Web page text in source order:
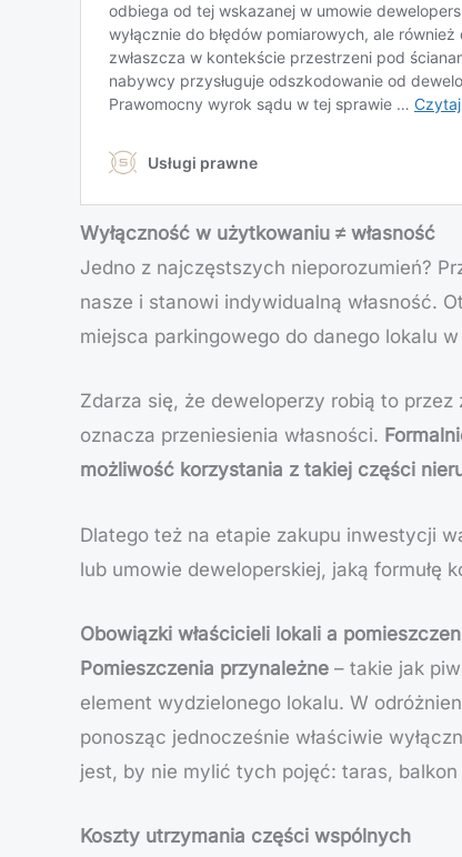
Wyłączność w użytkowaniu ≠ własność
Jedno z najczęstszych nieporozumień?
nasze i stanowi indywidualną własność.
miejsca parkingowego do danego lokalu
Zdarza się, że deweloperzy robią to
oznacza przeniesienia własności.
możliwość korzystania z takiej części
Dlatego też na etapie zakupu inwestycji
lub umowie deweloperskiej, jaką formułę
Obowiązki właścicieli lokali a
Pomieszczenia przynależne – takie jak
element wydzielonego lokalu. W
ponosząc jednocześnie właściwie
jest, by nie mylić tych pojęć: taras,
Koszty utrzymania części wspólnych